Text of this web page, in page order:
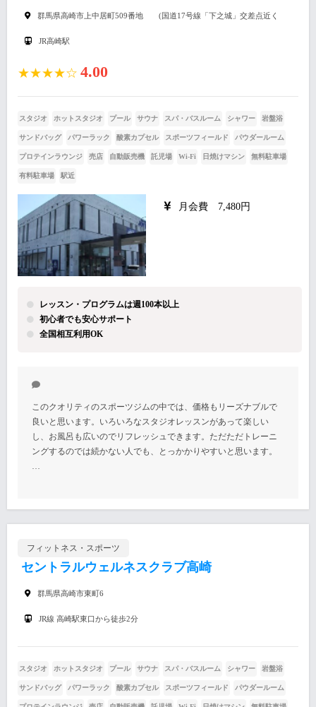
群馬県高崎市上中居町509番地 (国道17号線「下之城」交差点近く
JR高崎駅
★★★★☆ 4.00
スタジオ ホットスタジオ プール サウナ スパ・バスルーム シャワー 岩盤浴
サンドバッグ パワーラック 酸素カプセル スポーツフィールド パウダールーム
プロテインラウンジ 売店 自動販売機 託児場 Wi-Fi 日焼けマシン 無料駐車場
有料駐車場 駅近
月会費 7,480円
レッスン・プログラムは週100本以上
初心者でも安心サポート
全国相互利用OK
このクオリティのスポーツジムの中では、価格もリーズナブルで
良いと思います。いろいろなスタジオレッスンがあって楽しい
し、お風呂も広いのでリフレッシュできます。ただただトレーニ
ングするのでは続かない人でも、とっかかりやすいと思います。
…
フィットネス・スポーツ
セントラルウェルネスクラブ高崎
群馬県高崎市東町6
JR線 高崎駅東口から徒歩2分
スタジオ ホットスタジオ プール サウナ スパ・バスルーム シャワー 岩盤浴
サンドバッグ パワーラック 酸素カプセル スポーツフィールド パウダールーム